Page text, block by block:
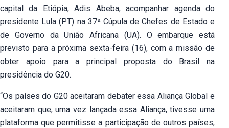
capital da Etiópia, Adis Abeba, acompanhar agenda do
presidente Lula (PT) na 37ª Cúpula de Chefes de Estado e
de Governo da União Africana (UA). O embarque está
previsto para a próxima sexta-feira (16), com a missão de
obter apoio para a principal proposta do Brasil na
presidência do G20.
“Os países do G20 aceitaram debater essa Aliança Global e
aceitaram que, uma vez lançada essa Aliança, tivesse uma
plataforma que permitisse a participação de outros países,